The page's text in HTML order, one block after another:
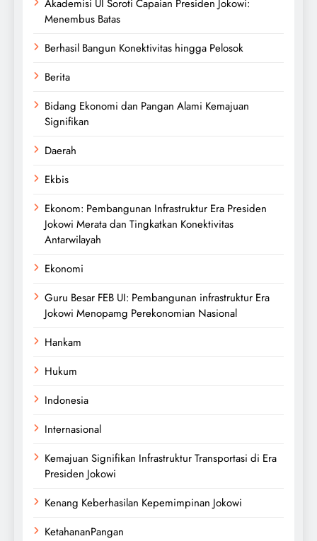
Akademisi UI Soroti Capaian Presiden Jokowi:
Menembus Batas
Berhasil Bangun Konektivitas hingga Pelosok
Berita
Bidang Ekonomi dan Pangan Alami Kemajuan
Signifikan
Daerah
Ekbis
Ekonom: Pembangunan Infrastruktur Era Presiden
Jokowi Merata dan Tingkatkan Konektivitas
Antarwilayah
Ekonomi
Guru Besar FEB UI: Pembangunan infrastruktur Era
Jokowi Menopamg Perekonomian Nasional
Hankam
Hukum
Indonesia
Internasional
Kemajuan Signifikan Infrastruktur Transportasi di Era
Presiden Jokowi
Kenang Keberhasilan Kepemimpinan Jokowi
KetahananPangan